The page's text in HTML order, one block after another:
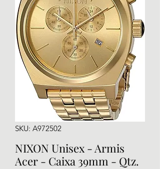
SKU: A972502
NIXON Unisex - Armis
Acer - Caixa 39mm - Qtz.